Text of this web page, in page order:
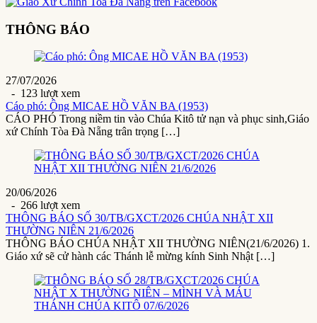
THÔNG BÁO
27/07/2026
- 123 lượt xem
Cáo phó: Ông MICAE HỒ VĂN BA (1953)
CÁO PHÓ Trong niềm tin vào Chúa Kitô tử nạn và phục sinh,Giáo
xứ Chính Tòa Đà Nẵng trân trọng […]
20/06/2026
- 266 lượt xem
THÔNG BÁO SỐ 30/TB/GXCT/2026 CHÚA NHẬT XII
THƯỜNG NIÊN 21/6/2026
THÔNG BÁO CHÚA NHẬT XII THƯỜNG NIÊN(21/6/2026) 1.
Giáo xứ sẽ cử hành các Thánh lễ mừng kính Sinh Nhật […]